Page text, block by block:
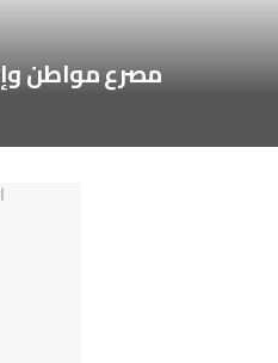
مصرع مواطن